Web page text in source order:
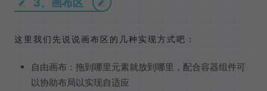
这里我们先说说画布区的几种实现方式吧：
自由画布：拖到哪里元素就放到哪里，配合容器组件可
以协助布局以实现自适应